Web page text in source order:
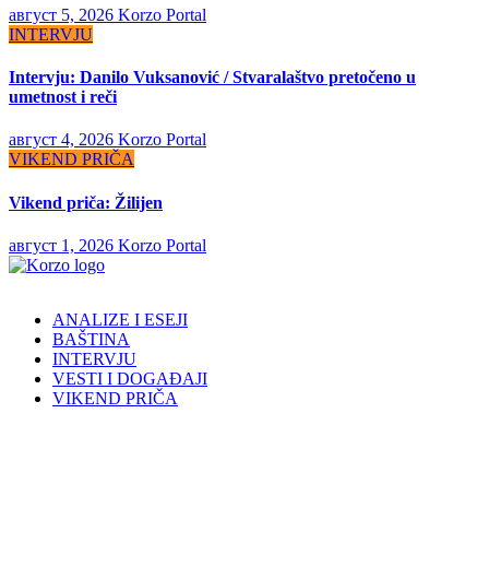
август 5, 2026 Korzo Portal
INTERVJU
Intervju: Danilo Vuksanović / Stvaralaštvo pretočeno u
umetnost i reči
август 4, 2026 Korzo Portal
VIKEND PRIČA
Vikend priča: Žilijen
август 1, 2026 Korzo Portal
ANALIZE I ESEJI
BAŠTINA
INTERVJU
VESTI I DOGAĐAJI
VIKEND PRIČA